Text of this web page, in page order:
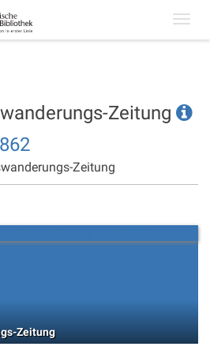
Zeitung
Zeitung
Zeitung